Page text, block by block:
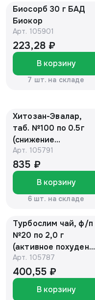
Биосорб 30 г БАД
Биокор
Арт. 105901
223,28 ₽
В корзину
7 шт. на складе
Хитозан-Эвалар,
таб. №100 по 0.5г
(снижение
холестерина,
контроль веса) БАД
Арт. 105791
835 ₽
В корзину
6 шт. на складе
Турбослим чай, ф/п
№20 по 2,0 г
(активное похудение
через очищение)
Эвалар БАД
Арт. 105787
400,55 ₽
В корзину